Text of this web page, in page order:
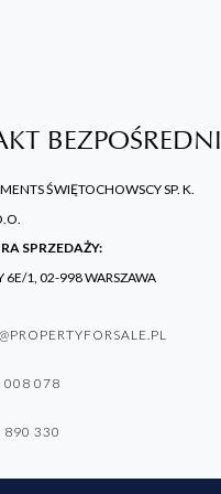
BEZPOŚREDNI
ŚWIĘTOCHOWSCY SP. K.
SPRZEDAŻY:
6E/1, 02-998 WARSZAWA
008 078
890 330